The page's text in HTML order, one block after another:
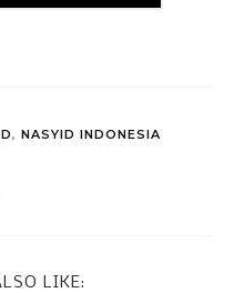
, NASYID INDONESIA
LIKE: